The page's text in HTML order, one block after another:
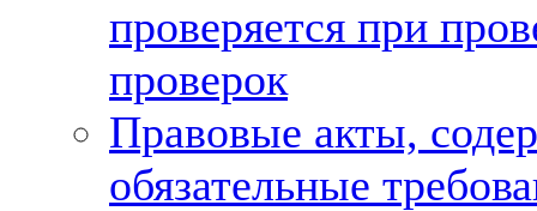
проверяется при
проверок
Правовые акты,
обязательные